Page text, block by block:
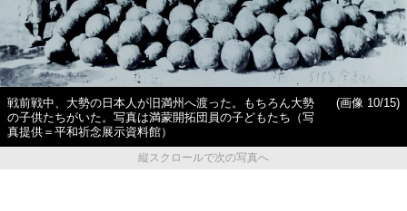
戦前戦中、大勢の日本人が旧満州へ渡った。もちろん大勢
の子供たちがいた。写真は満蒙開拓団員の子どもたち（写
真提供＝平和祈念展示資料館）
(画像 10/15)
縦スクロールで次の写真へ